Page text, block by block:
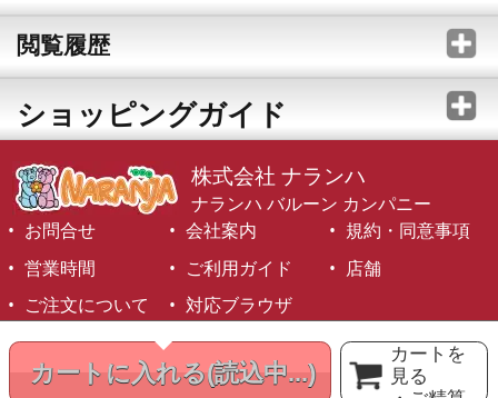
カートに入れる(読込中...)
カートを
見る
閲覧履歴
ショッピングガイド
株式会社 ナランハ
ナランハ バルーン カンパニー
お問合せ
会社案内
規約・同意事項
営業時間
ご利用ガイド
店舗
ご注文について
対応ブラウザ
©1999-2026 NARANJA Inc. All Rights Reserved.